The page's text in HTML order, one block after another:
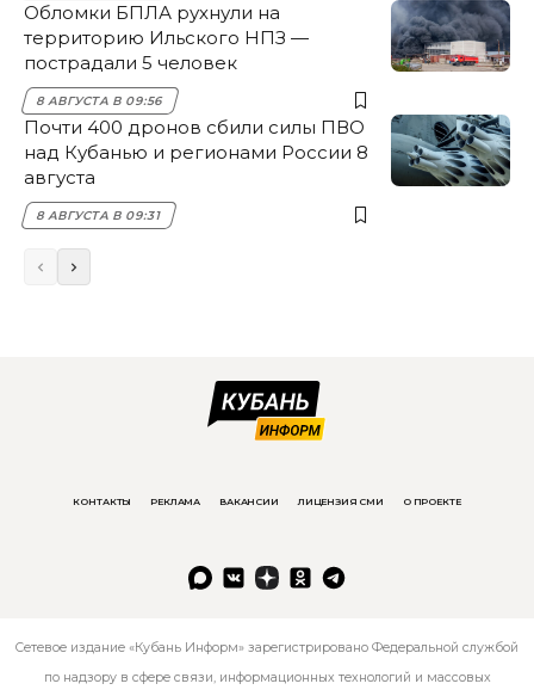
Обломки БПЛА рухнули на
территорию Ильского НПЗ —
пострадали 5 человек
8 АВГУСТА В 09:56
Почти 400 дронов сбили силы ПВО
над Кубанью и регионами России 8
августа
8 АВГУСТА В 09:31
КОНТАКТЫ РЕКЛАМА ВАКАНСИИ ЛИЦЕНЗИЯ СМИ О ПРОЕКТЕ
Сетевое издание «Кубань Информ» зарегистрировано Федеральной службой
по надзору в сфере связи, информационных технологий и массовых